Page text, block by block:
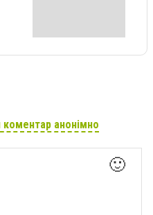
коментар анонімно
🙂